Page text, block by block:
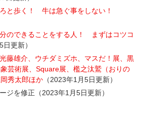
と歩く！ 牛は急ぐ事をしない！
のできることをする人！ まずはコツコ
日更新）
光藤雄介、ウチダミズホ、マスだ！展、黒
芸術展、Square展、檻之汰鷲（おりの
秀太郎ほか （2023年1月5日更新）
ジを修正（2023年1月5日更新）